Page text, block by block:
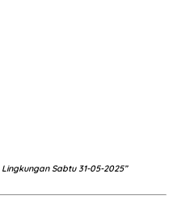
Sabtu 31-05-2025”